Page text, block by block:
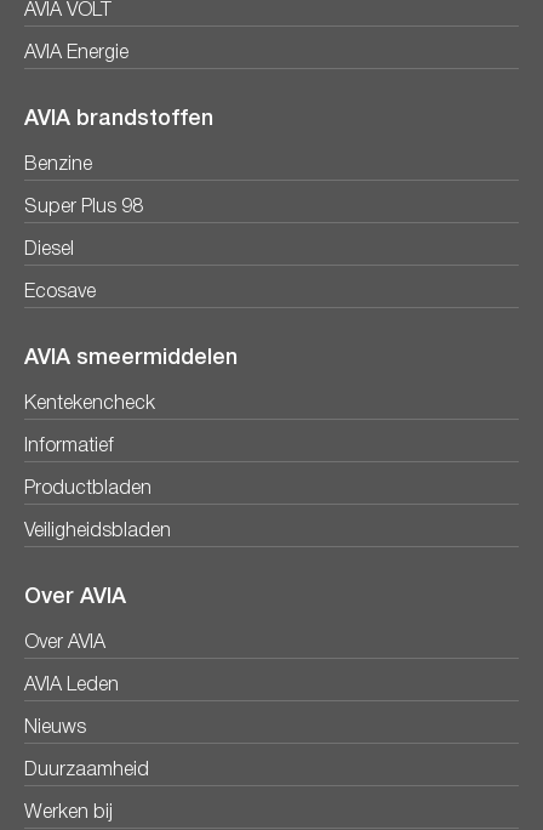
AVIA VOLT
AVIA Energie
AVIA brandstoffen
Benzine
Super Plus 98
Diesel
Ecosave
AVIA smeermiddelen
Kentekencheck
Informatief
Productbladen
Veiligheidsbladen
Over AVIA
Over AVIA
AVIA Leden
Nieuws
Duurzaamheid
Werken bij